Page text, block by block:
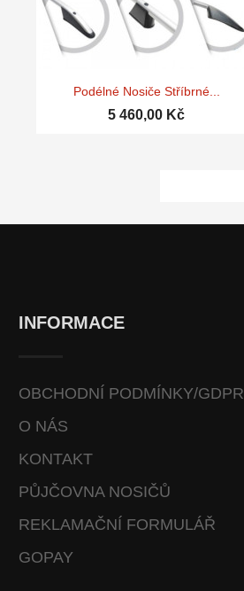
Rychlý náhled
Podélné Nosiče Stříbrné...
5 460,00 Kč
INFORMACE
OBCHODNÍ PODMÍNKY/GDPR
O NÁS
KONTAKT
PŮJČOVNA NOSIČŮ
REKLAMAČNÍ FORMULÁŘ
GOPAY